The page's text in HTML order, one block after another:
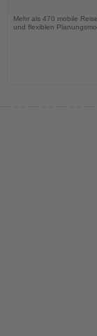
Mehr als 470 mobile
und flexiblen